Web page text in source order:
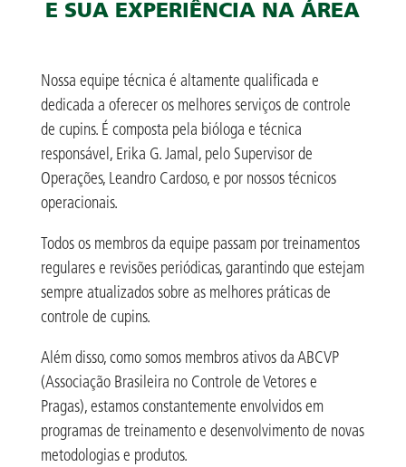
E SUA EXPERIÊNCIA NA ÁREA
Nossa equipe técnica é altamente qualificada e
dedicada a oferecer os melhores serviços de controle
de cupins. É composta pela bióloga e técnica
responsável, Erika G. Jamal, pelo Supervisor de
Operações, Leandro Cardoso, e por nossos técnicos
operacionais.
Todos os membros da equipe passam por treinamentos
regulares e revisões periódicas, garantindo que estejam
sempre atualizados sobre as melhores práticas de
controle de cupins.
Além disso, como somos membros ativos da ABCVP
(Associação Brasileira no Controle de Vetores e
Pragas), estamos constantemente envolvidos em
programas de treinamento e desenvolvimento de novas
metodologias e produtos.